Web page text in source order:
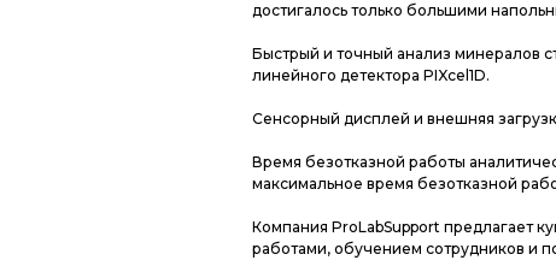
достигалось только большими
Быстрый и точный анализ минералов
линейного детектора PIXcel1D.
Сенсорный дисплей и внешняя
Время безотказной работы
максимальное время безотказной
Компания ProLabSupport предлагает
работами, обучением сотрудников и